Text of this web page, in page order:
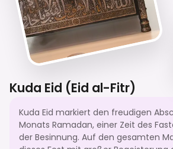
Kuda Eid (Eid al-Fitr)
Kuda Eid markiert den freudigen
Monats Ramadan, einer Zeit des
der Besinnung. Auf den gesamten